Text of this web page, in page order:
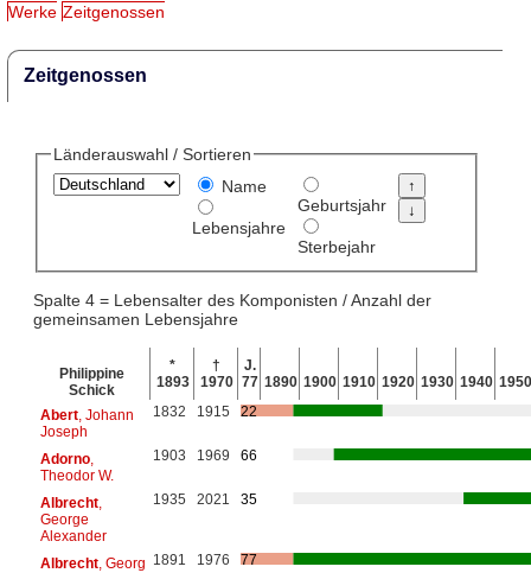
Werke Zeitgenossen
Zeitgenossen
Länderauswahl / Sortieren
Name
Lebensjahre
Geburtsjahr
Sterbejahr
Spalte 4 = Lebensalter des Komponisten / Anzahl der
gemeinsamen Lebensjahre
Philippine
Schick
*
1893
†
1970
J.
77 1890 1900 1910 1920 1930 1940 1950
Abert, Johann
Joseph
1832 1915 22
Adorno,
Theodor W.
1903 1969 66
Albrecht,
George
Alexander
1935 2021 35
Albrecht, Georg 1891 1976
77